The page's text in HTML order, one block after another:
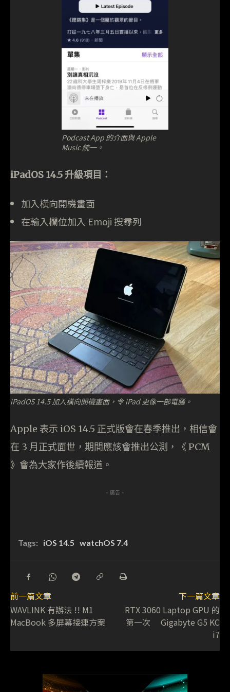
Podcast App 的介面與 Apple
Music 統一。
iPadOS 14.5 升級項目：
加入橫向開機畫面
在輸入欄位加入 Emoji 搜尋列
iPadOS 14.5 加入橫向開機畫面，令 iPad 更像一部電腦。
Apple 表示 iOS 14.5 正式版會在春季推出，相信會
在 3 月正式面世，期間應該會推出公測，《 PCM
》會為大家作後續報道。
- 廣告 -
Tags: iOS 14.5 watchOS 7.4
前一篇文章
WAVLINK 有辦法 !! M1
MacBook 多屏幕接連方案
下一篇文章
RTX 3060 Laptop GPU 的
第一次 Gigabyte G5 KC
i7